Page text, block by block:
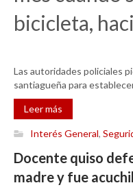
bicicleta,
Las autoridades policiales
santiagueña para
Leer más
Interés General,
Docente quiso
madre y fue